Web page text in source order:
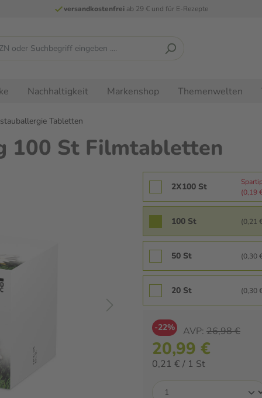
versandkostenfreiab 29 € und für E-Rezepte
Nachhaltigkeit Markenshop Themenwelten
Tabletten
100 St Filmtabletten
2X100 St
(0,19
100 St (0,21
50 St (0,30
20 St (0,30
-22% AVP: 26,98 €
20,99 €
0,21 € / 1 St